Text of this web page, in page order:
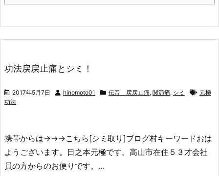
功法戻戻止痛とシミ！
2017年5月7日 hinomoto01 伝音 戻戻止痛, 関節痛, シミ
元極
功法
携帯からは→→→こちら[シミ取り]ブログ村キーワードおは
ようございます。日之本元極です。高山市在住５３才会社
員の方からのお便りです。…